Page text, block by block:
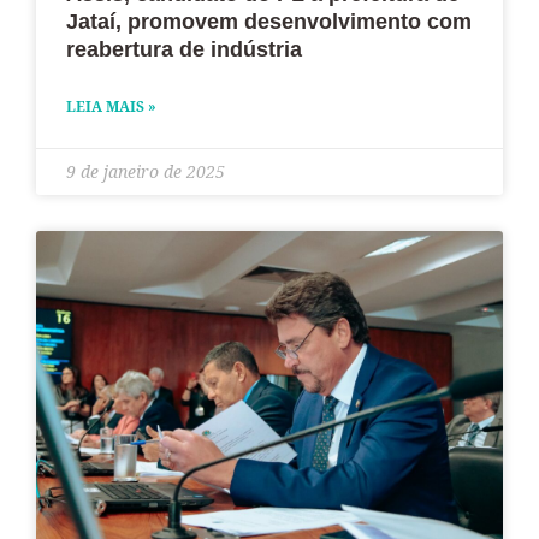
Jataí, promovem desenvolvimento com
reabertura de indústria
LEIA MAIS »
9 de janeiro de 2025